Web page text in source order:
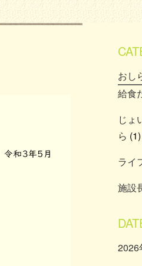
おし
給食
じょ
ら (1)
ライ
施設
2026